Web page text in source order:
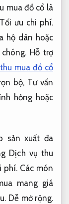
mua đồ cổ là
Tối ưu chi phí.
hộ dân hoặc
Hỗ trợ
thu mua đồ cổ
bộ, Tư vấn
hỏng hoặc
sản xuất đa
Dịch vụ thu
phí.Các món
mang giá
Dễ mở rộng.